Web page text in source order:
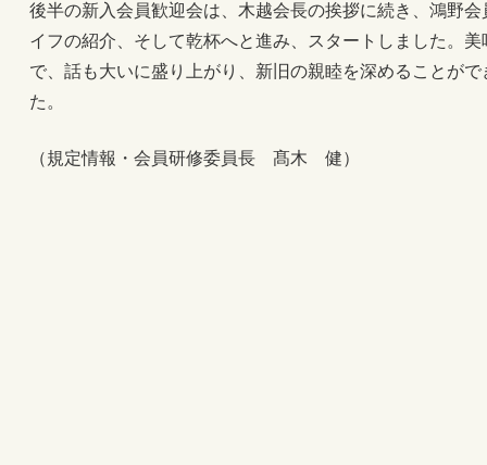
後半の新入会員歓迎会は、木越会長の挨拶に続き、鴻野
イフの紹介、そして乾杯へと進み、スタートしました。
で、話も大いに盛り上がり、新旧の親睦を深めることが
た。
（規定情報・会員研修委員長 髙木 健）